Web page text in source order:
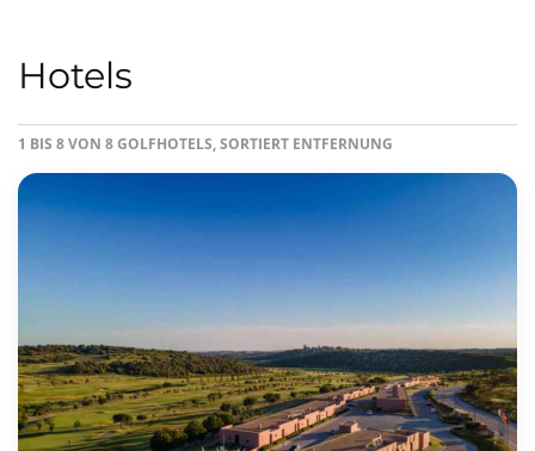
Hotels
1 BIS 8 VON 8 GOLFHOTELS, SORTIERT ENTFERNUNG